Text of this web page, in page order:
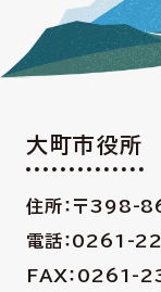
大町市役所
住所：〒398-
電話：0261-
FAX：0261-